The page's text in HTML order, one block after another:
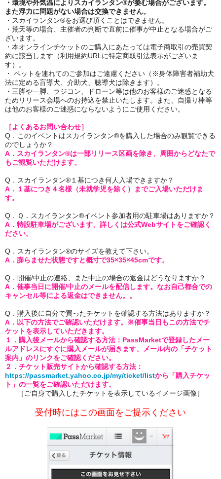
・環境や外気温によりスカイランタン®が萎む場合がございます。
また浮力に問題がない場合は交換できません。
・スカイランタン®をお選び頂くことはできません。
・荒天等の場合、主催者の判断で直前に催事が中止となる場合がご
ざいます。
・本オンラインチケットのご購入にあたっては電子商取引の売買契
約に該当します（利用規約URLに特定商取引法表示がございま
す）。
・ ペットを連れてのご参加はご遠慮ください（※身体障害者補助犬
法に定める盲導犬、介助犬、聴導犬は除きます）。
・三脚や一脚、ラジコン、ドローン等は他のお客様のご迷惑となる
ためリリース会場へのお持込を禁止いたします。また、自撮り棒等
は他のお客様のご迷惑にならないようにご使用ください。
［よくあるお問い合わせ］
Q．このイベントはスカイランタン®を購入した場合のみ観覧できる
のでしょうか？
A．スカイランタン®は一部リリース区画を除き、周囲からどなたで
もご観覧いただけます。
Q．スカイランタン®１基につき何人入場できますか？
A．１基につき４名様（未就学児を除く）までご入場いただけま
す。
Q．Ｑ．スカイランタン®イベント参加者用の駐車場はありますか？
A．特設駐車場がございます、詳しくは公式Webサイトをご確認く
ださい。
Q．スカイランタン®のサイズを教えて下さい。
A．膨らませた状態ですと概寸で35×35×45cmです。
Q．開催/中止の連絡、また中止の場合の返金はどうなりますか？
A．催事当日に開催/中止のメールを配信します。なお自己都合での
キャンセル等による返金はできません。。
Q．購入後に自分で買ったチケットを確認する方法はありますか？
A．以下の方法でご確認いただけます。※催事当日もこの方法でチ
ケットを表示していただきます。
１．購入後メールから確認する方法： PassMarketで登録したメー
ルアドレスにすぐに購入メールが届きます、メール内の「チケット
案内」のリンクをご確認ください。
２．チケット販売サイトから確認する方法：
https://passmarket.yahoo.co.jp/my/ticket/listから「購入チケッ
ト」の一覧をご確認いただけます。
［ご自身で購入したチケットを表示しているイメージ画像］
受付時にはこの画面をご提示ください